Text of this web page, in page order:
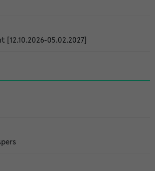
05.02.2027]